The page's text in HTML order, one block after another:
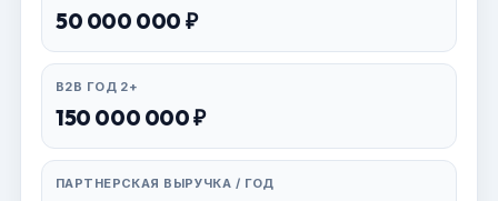
50 000 000 ₽
B2B ГОД 2+
150 000 000 ₽
ПАРТНЕРСКАЯ ВЫРУЧКА / ГОД